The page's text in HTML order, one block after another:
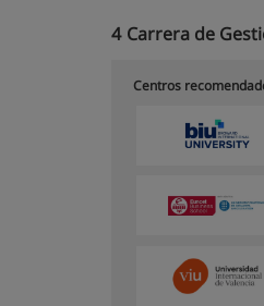
4 Carrera de
Centros